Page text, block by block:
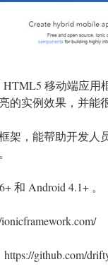
HTML5 移动端应
的实例效果，并能
架，能帮助开发人
和 Android 4.1+ 。
github.com/